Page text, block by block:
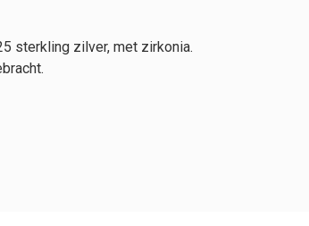
sterkling zilver, met zirkonia.